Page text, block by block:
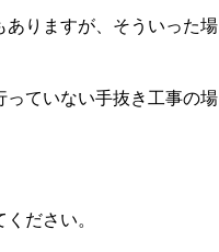
りますが、そういった場
ていない手抜き工事の場
ださい。